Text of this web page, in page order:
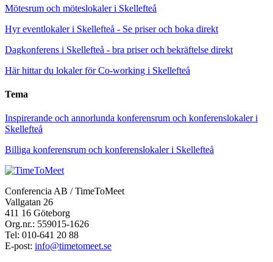
Mötesrum och möteslokaler i Skellefteå
Hyr eventlokaler i Skellefteå - Se priser och boka direkt
Dagkonferens i Skellefteå - bra priser och bekräftelse direkt
Här hittar du lokaler för Co-working i Skellefteå
Tema
Inspirerande och annorlunda konferensrum och konferenslokaler i
Skellefteå
Billiga konferensrum och konferenslokaler i Skellefteå
Conferencia AB / TimeToMeet
Vallgatan 26
411 16 Göteborg
Org.nr.: 559015-1626
Tel: 010-641 20 88
E-post: info@timetomeet.se